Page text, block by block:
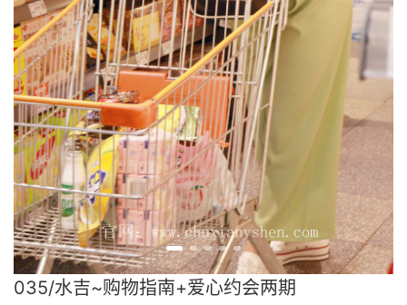
035/水吉~购物指南+爱心约会两期